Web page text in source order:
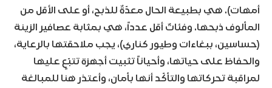
أمهات). هي بطبيعة الحال معدّةٌ للذبح، أو على الأقل من
المألوف ذبحها. وفئاتٌ أقل عدداً، هي بمثابة عصافير الزينة
(حساسين، ببغاءات وطيور كناري)، يجب ملاحقتها بالرعاية،
والحفاظ على حياتها، وأحياناً تثبيت أجهزة تتبّعٍ عليها
لمراقبة تحركاتها والتأكّد أنها بأمان، وأعتذر هنا للمبالغة